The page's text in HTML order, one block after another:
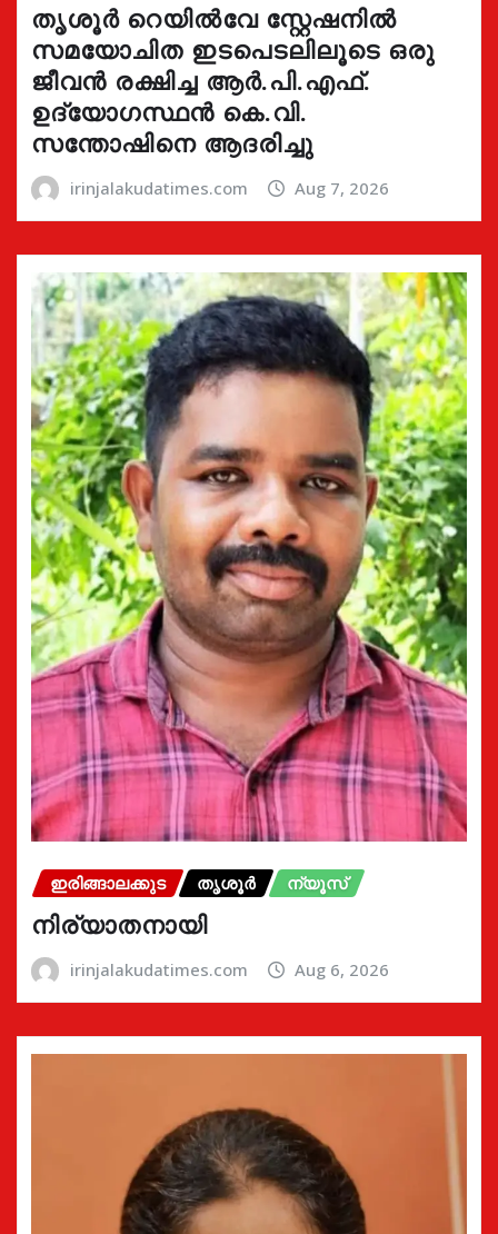
തൃശൂർ റെയിൽവേ സ്റ്റേഷനിൽ
സമയോചിത ഇടപെടലിലൂടെ ഒരു
ജീവൻ രക്ഷിച്ച ആർ.പി.എഫ്.
ഉദ്യോഗസ്ഥൻ കെ.വി.
സന്തോഷിനെ ആദരിച്ചു
irinjalakudatimes.com Aug 7, 2026
ഇരിങ്ങാലക്കുട തൃശൂർ ന്യൂസ്
നിര്യാതനായി
irinjalakudatimes.com Aug 6, 2026